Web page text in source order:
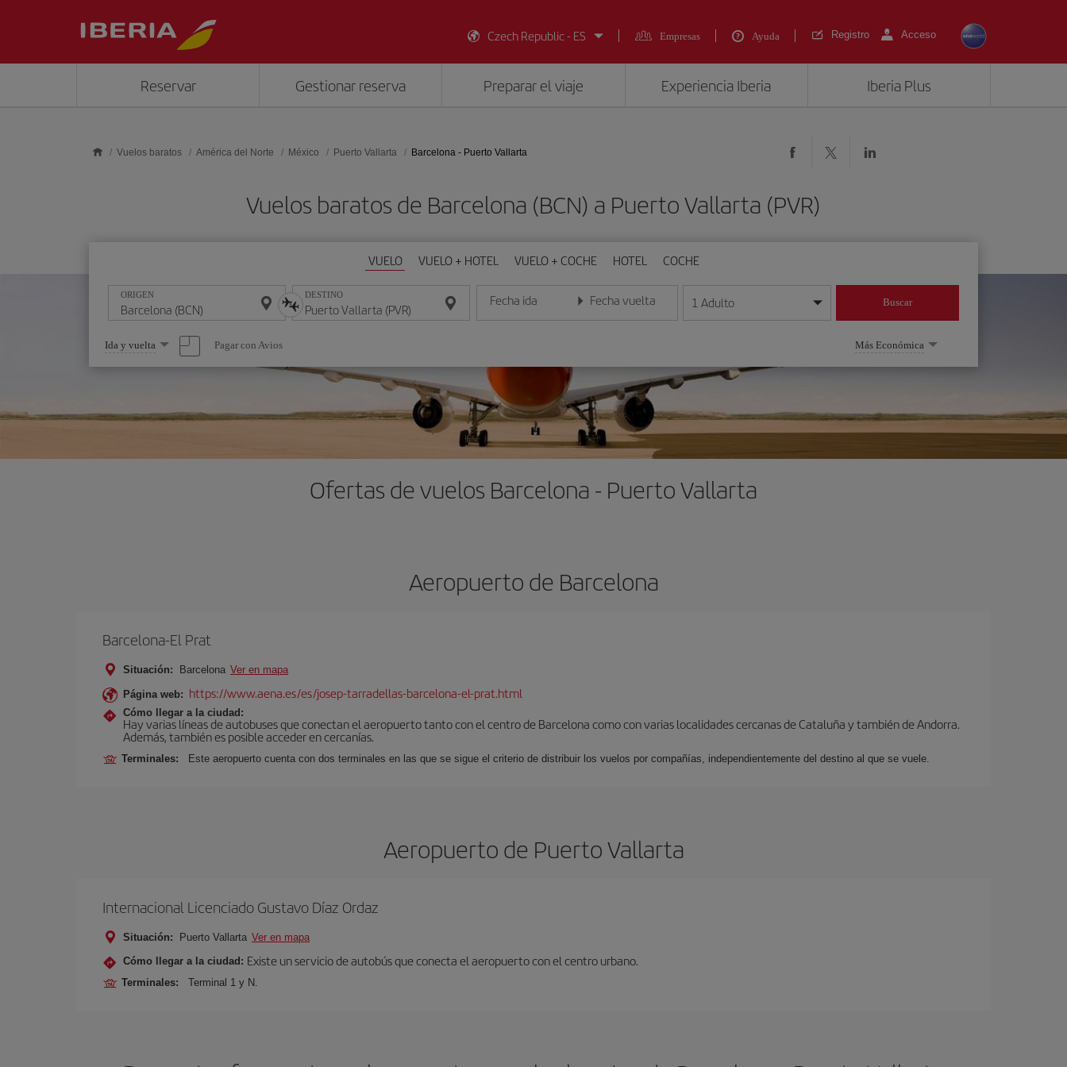
Czech Republic - ES
Empresas Ayuda Registro Acceso
Reservar Gestionar reserva Preparar el viaje Experiencia Iberia Iberia Plus
Vuelos baratos América del Norte México Puerto Vallarta Barcelona - Puerto Vallarta
Vuelos baratos de Barcelona (BCN) a Puerto Vallarta (PVR)
VUELO VUELO + HOTEL VUELO + COCHE HOTEL COCHE
ORIGEN DESTINO Fecha ida
Introduce la fecha en formato día/mes/año
Fecha vuelta
Introduce la fecha en formato día/mes/año
1 Adulto Buscar
Seleccione
una
opción
Ida y vuelta Pagar con Avios Más Económica
Ofertas de vuelos Barcelona - Puerto Vallarta
Aeropuerto de Barcelona
Barcelona-El Prat
Situación: Barcelona Ver en mapa
Página web: https://www.aena.es/es/josep-tarradellas-barcelona-el-prat.html
Cómo llegar a la ciudad:
Hay varias líneas de autobuses que conectan el aeropuerto tanto con el centro de Barcelona como con varias localidades cercanas de Cataluña y también de Andorra.
Además, también es posible acceder en cercanías.
Terminales: Este aeropuerto cuenta con dos terminales en las que se sigue el criterio de distribuir los vuelos por compañías, independientemente del destino al que se vuele.
Aeropuerto de Puerto Vallarta
Internacional Licenciado Gustavo Díaz Ordaz
Situación: Puerto Vallarta Ver en mapa
Cómo llegar a la ciudad: Existe un servicio de autobús que conecta el aeropuerto con el centro urbano.
Terminales: Terminal 1 y N.